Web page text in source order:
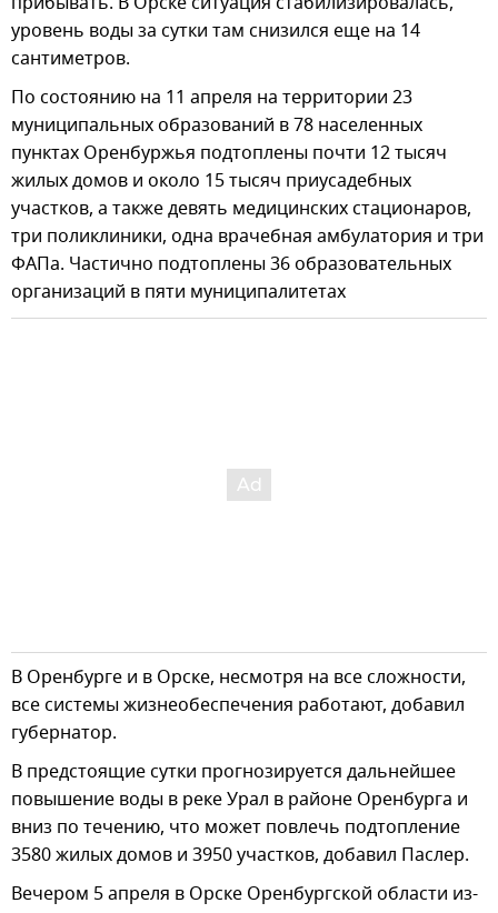
уровень воды за сутки там снизился еще на 14
сантиметров.
По состоянию на 11 апреля на территории 23
муниципальных образований в 78 населенных
пунктах Оренбуржья подтоплены почти 12 тысяч
жилых домов и около 15 тысяч приусадебных
участков, а также девять медицинских стационаров,
три поликлиники, одна врачебная амбулатория и три
ФАПа. Частично подтоплены 36 образовательных
организаций в пяти муниципалитетах
В Оренбурге и в Орске, несмотря на все сложности,
все системы жизнеобеспечения работают, добавил
губернатор.
В предстоящие сутки прогнозируется дальнейшее
повышение воды в реке Урал в районе Оренбурга и
вниз по течению, что может повлечь подтопление
3580 жилых домов и 3950 участков, добавил Паслер.
Вечером 5 апреля в Орске Оренбургской области из-